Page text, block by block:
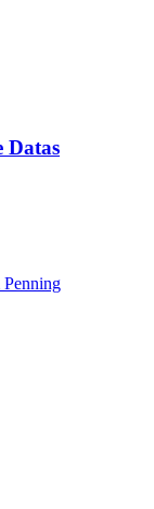
Datas
Penning